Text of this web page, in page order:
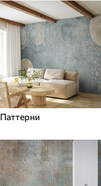
Паттерни